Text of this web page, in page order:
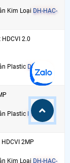
Kim Loại DH-HAC-
2.0
Plastic DH-HAC-
Plastic DH-HAC-
2MP
Kim Loại DH-HAC-